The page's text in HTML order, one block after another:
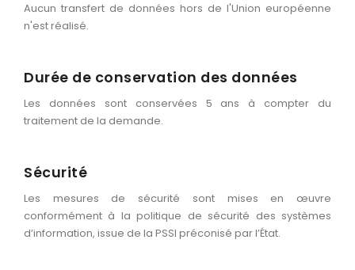
Aucun transfert de données hors de l'Union européenne
n'est réalisé.
Durée de conservation des données
Les données sont conservées 5 ans à compter du
traitement de la demande.
Sécurité
Les mesures de sécurité sont mises en œuvre
conformément à la politique de sécurité des systèmes
d’information, issue de la PSSI préconisé par l’État.